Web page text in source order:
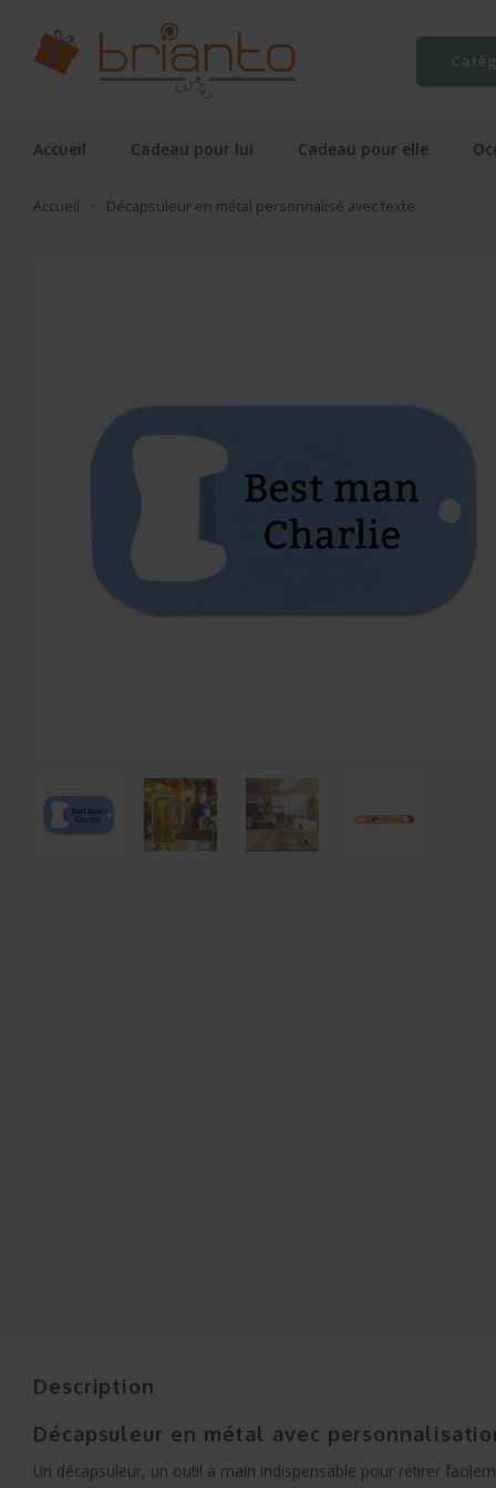
Accueil Cadeau pour lui Cadeau pour elle
Accueil Décapsuleur en métal personnalisé avec texte
Description
Décapsuleur en métal avec
Un décapsuleur, un outil à main indispensable pour retirer